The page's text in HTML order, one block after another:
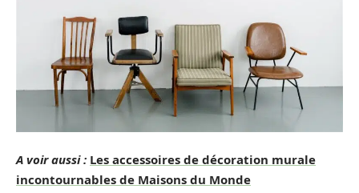
A voir aussi : Les accessoires de décoration murale
incontournables de Maisons du Monde